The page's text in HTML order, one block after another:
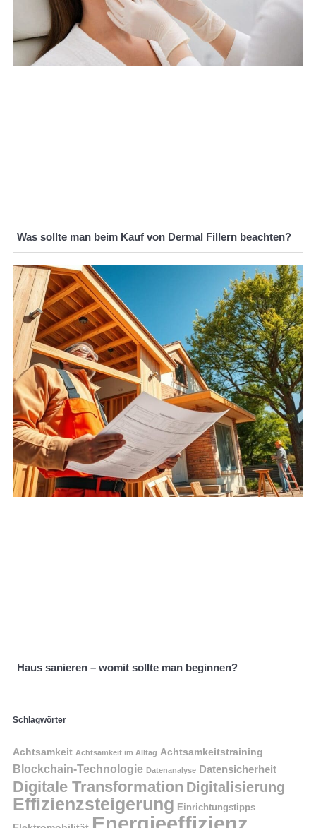
Was sollte man beim Kauf von Dermal Fillern beachten?
Haus sanieren – womit sollte man beginnen?
Schlagwörter
Achtsamkeit Achtsamkeit im Alltag Achtsamkeitstraining
Blockchain-Technologie Datenanalyse Datensicherheit
Digitale Transformation Digitalisierung
Effizienzsteigerung Einrichtungstipps
Energieeffizienz